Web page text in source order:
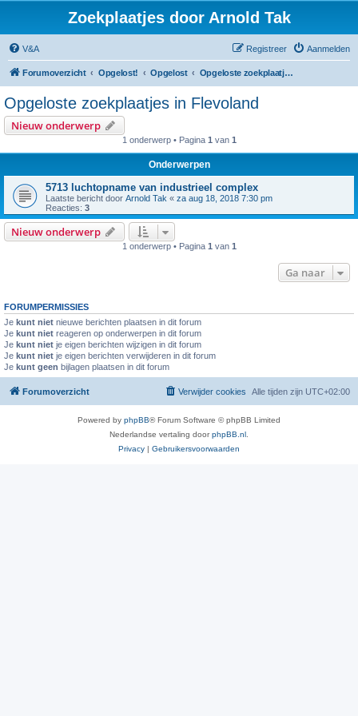
Zoekplaatjes door Arnold Tak
V&A Aanmelden
Registreer
Forumoverzicht Opgelost! Opgelost Opgeloste zoekplaatjes in Flevoland
Opgeloste zoekplaatjes in Flevoland
Nieuw onderwerp
1 onderwerp • Pagina 1 van 1
Onderwerpen
5713 luchtopname van industrieel complex
Laatste bericht door Arnold Tak « za aug 18, 2018 7:30 pm
Reacties: 3
Nieuw onderwerp
1 onderwerp • Pagina 1 van 1
Ga naar
FORUMPERMISSIES
Je kunt niet nieuwe berichten plaatsen in dit forum
Je kunt niet reageren op onderwerpen in dit forum
Je kunt niet je eigen berichten wijzigen in dit forum
Je kunt niet je eigen berichten verwijderen in dit forum
Je kunt geen bijlagen plaatsen in dit forum
Forumoverzicht Alle tijden zijn UTC+02:00
Verwijder cookies
Powered by phpBB® Forum Software © phpBB Limited
Nederlandse vertaling doorphpBB.nl
Privacy | Gebruikersvoorwaarden